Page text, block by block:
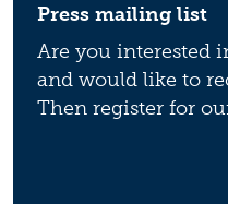
Press mailing list
Are you interested
and would like to
Then register for